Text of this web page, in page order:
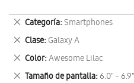
Categoría Smartphones
Eliminar
este
artículo
Clase Galaxy A
Eliminar
este
artículo
Color Awesome Lilac
Eliminar
este
Tamaño de pantalla 6.0" - 6.9"
Eliminar